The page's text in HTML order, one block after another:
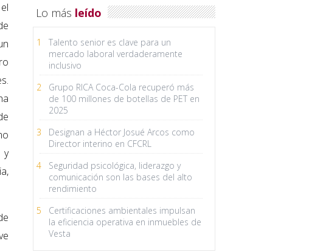
y
Lo más leído
1
Talento senior es clave para un
mercado laboral verdaderamente
inclusivo
2
Grupo RICA Coca-Cola recuperó más
de 100 millones de botellas de PET en
2025
3
Designan a Héctor Josué Arcos como
Director interino en CFCRL
4
Seguridad psicológica, liderazgo y
comunicación son las bases del alto
rendimiento
5
Certificaciones ambientales impulsan
la eficiencia operativa en inmuebles de
Vesta